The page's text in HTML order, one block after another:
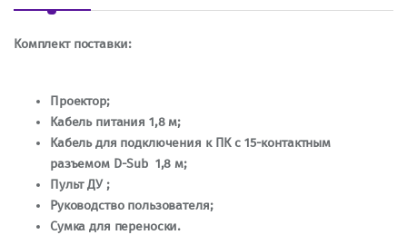
Комплект поставки:
Проектор;
Кабель питания 1,8 м;
Кабель для подключения к ПК с 15-контактным
разъемом D-Sub 1,8 м;
Пульт ДУ ;
Руководство пользователя;
Cумка для переноски.